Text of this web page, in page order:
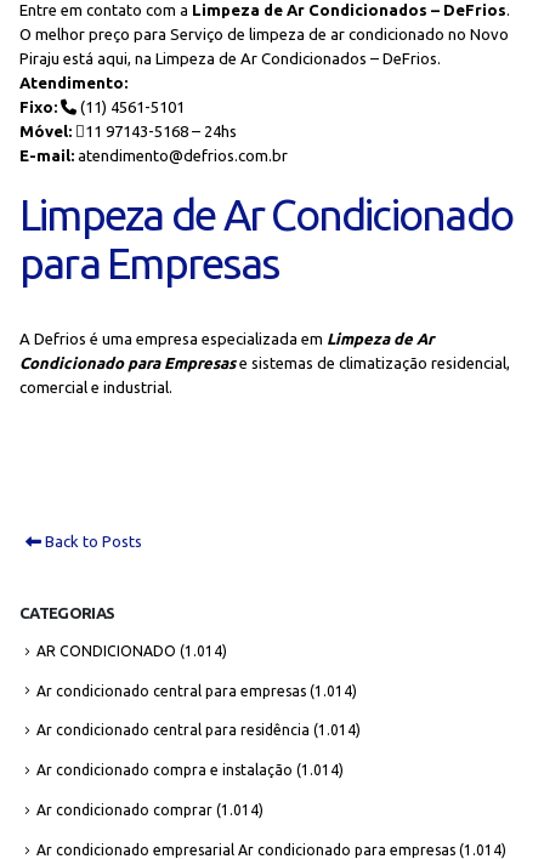
Entre em contato com a Limpeza de Ar Condicionados – DeFrios.
O melhor preço para Serviço de limpeza de ar condicionado no Novo
Piraju está aqui, na Limpeza de Ar Condicionados – DeFrios.
Atendimento:
Fixo:
(11) 4561-5101
Móvel:
11 97143-5168 – 24hs
E-mail: atendimento@defrios.com.br
Limpeza de Ar Condicionado
para Empresas
A Defrios é uma empresa especializada em Limpeza de Ar
Condicionado para Empresase sistemas de climatização residencial,
comercial e industrial.
Back to Posts
CATEGORIAS
AR CONDICIONADO (1.014)
Ar condicionado central para empresas (1.014)
Ar condicionado central para residência (1.014)
Ar condicionado compra e instalação (1.014)
Ar condicionado comprar (1.014)
Ar condicionado empresarial Ar condicionado para empresas (1.014)